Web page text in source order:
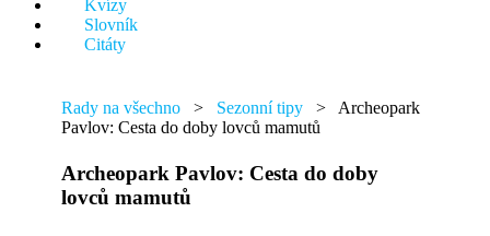
Kvízy
Slovník
Citáty
Rady na všechno > Sezonní tipy > Archeopark
Pavlov: Cesta do doby lovců mamutů
Archeopark Pavlov: Cesta do doby
lovců mamutů